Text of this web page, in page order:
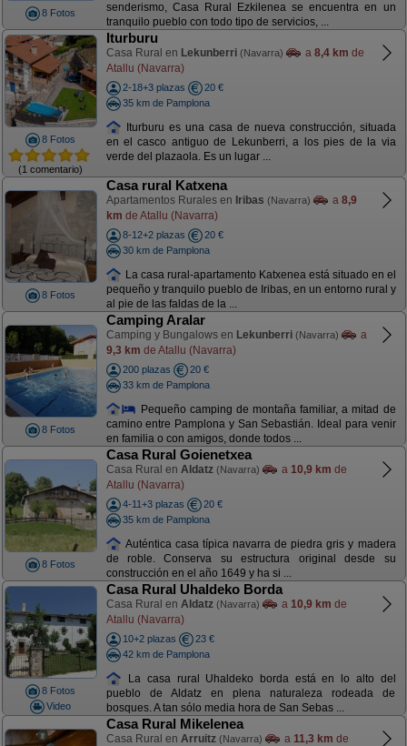
8 Fotos
senderismo, Casa Rural Ezkilenea se encuentra en un
tranquilo pueblo con todo tipo de servicios, ...
8 Fotos
(1 comentario)
Iturburu
Casa Rural en Lekunberri (Navarra) a 8,4 km de
Atallu (Navarra)
2-18+3 plazas
20 €
35 km de Pamplona
Iturburu es una casa de nueva construcción, situada
en el casco antiguo de Lekunberri, a los pies de la via
verde del plazaola. Es un lugar ...
8 Fotos
Casa rural Katxena
Apartamentos Rurales en Iribas (Navarra) a 8,9
km de Atallu (Navarra)
8-12+2 plazas
20 €
30 km de Pamplona
La casa rural-apartamento Katxenea está situado en el
pequeño y tranquilo pueblo de Iribas, en un entorno rural y
al pie de las faldas de la ...
8 Fotos
Camping Aralar
Camping y Bungalows en Lekunberri (Navarra)
a
9,3 km de Atallu (Navarra)
200 plazas
20 €
33 km de Pamplona
Pequeño camping de montaña familiar, a mitad de
camino entre Pamplona y San Sebastián. Ideal para venir
en familia o con amigos, donde todos ...
8 Fotos
Casa Rural Goienetxea
Casa Rural en Aldatz (Navarra) a 10,9 km de
Atallu (Navarra)
4-11+3 plazas
20 €
35 km de Pamplona
Auténtica casa típica navarra de piedra gris y madera
de roble. Conserva su estructura original desde su
construcción en el año 1649 y ha si ...
8 Fotos
Video
Casa Rural Uhaldeko Borda
Casa Rural en Aldatz (Navarra) a 10,9 km de
Atallu (Navarra)
10+2 plazas
23 €
42 km de Pamplona
La casa rural Uhaldeko borda está en lo alto del
pueblo de Aldatz en plena naturaleza rodeada de
bosques. A tan sólo media hora de San Sebas ...
Casa Rural Mikelenea
Casa Rural en Arruitz (Navarra) a 11,3 km de